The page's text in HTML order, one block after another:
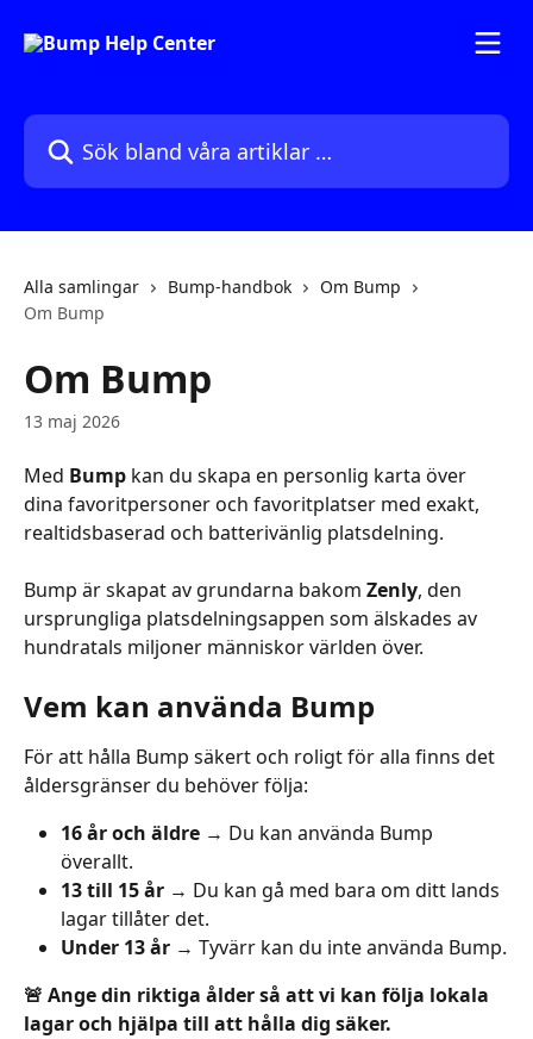
Sök bland våra artiklar …
Alla samlingar Bump-handbok
Om Bump
Om Bump
Om Bump
13 maj 2026
Med Bump kan du skapa en personlig karta över
dina favoritpersoner och favoritplatser med exakt,
realtidsbaserad och batterivänlig platsdelning.
Bump är skapat av grundarna bakom Zenly, den
ursprungliga platsdelningsappen som älskades av
hundratals miljoner människor världen över.
Vem kan använda Bump
För att hålla Bump säkert och roligt för alla finns det
åldersgränser du behöver följa:
16 år och äldre → Du kan använda Bump
överallt.
13 till 15 år → Du kan gå med bara om ditt lands
lagar tillåter det.
Under 13 år → Tyvärr kan du inte använda Bump.
🚨 Ange din riktiga ålder så att vi kan följa lokala
lagar och hjälpa till att hålla dig säker.